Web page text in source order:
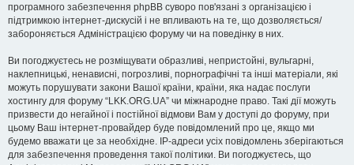
програмного забезпечення phpBB суворо пов'язані з організацією і
підтримкою інтернет-дискусій і не впливають на те, що дозволяється/
забороняється Адміністрацією форуму чи на поведінку в них.
Ви погоджуєтесь не розміщувати образливі, непристойні, вульгарні,
наклепницькі, ненависні, погрозливі, порнографічні та інші матеріали, які
можуть порушувати закони Вашої країни, країни, яка надає послуги
хостингу для форуму “LKK.ORG.UA” чи міжнародне право. Такі дії можуть
призвести до негайної і постійної відмови Вам у доступі до форуму, при
цьому Ваш інтернет-провайдер буде повідомлений про це, якщо ми
будемо вважати це за необхідне. IP-адреси усіх повідомлень зберігаються
для забезпечення проведення такої політики. Ви погоджуєтесь, що